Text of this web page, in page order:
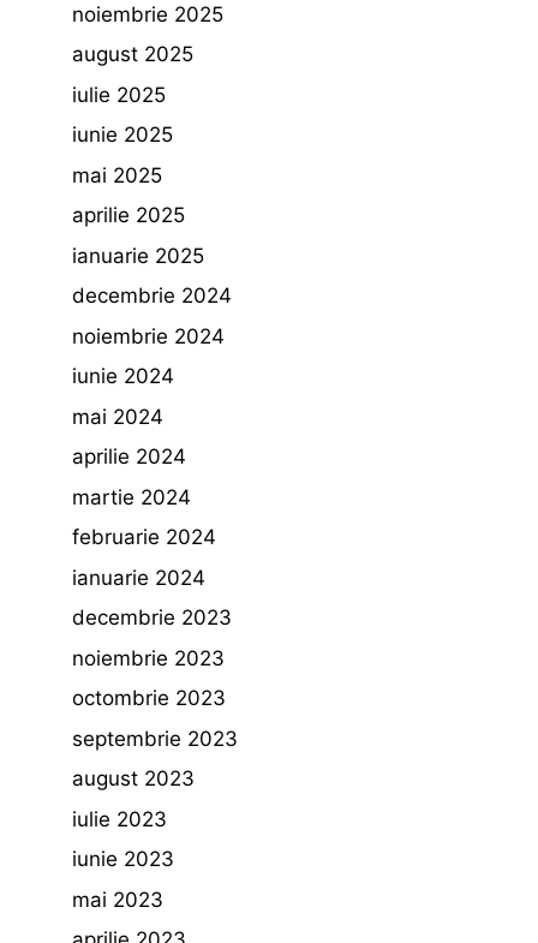
noiembrie 2025
august 2025
iulie 2025
iunie 2025
mai 2025
aprilie 2025
ianuarie 2025
decembrie 2024
noiembrie 2024
iunie 2024
mai 2024
aprilie 2024
martie 2024
februarie 2024
ianuarie 2024
decembrie 2023
noiembrie 2023
octombrie 2023
septembrie 2023
august 2023
iulie 2023
iunie 2023
mai 2023